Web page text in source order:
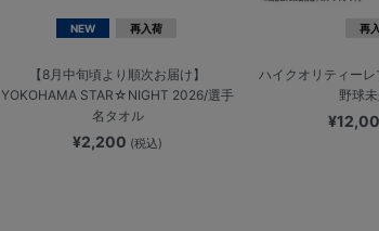
NEW 再入荷
【8月中旬頃より順次お届け】
YOKOHAMA STAR☆NIGHT 2026/選手
名タオル
¥2,200 (税込)
再
ハイクオリティー
野球